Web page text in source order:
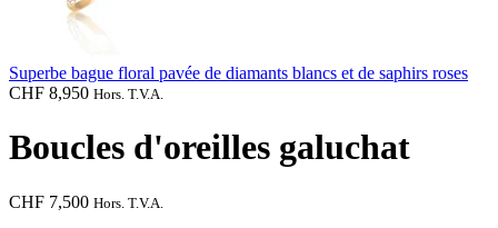
Superbe bague floral pavée de diamants blancs et de saphirs roses
CHF 8,950 Hors. T.V.A.
Boucles d'oreilles galuchat
CHF 7,500 Hors. T.V.A.